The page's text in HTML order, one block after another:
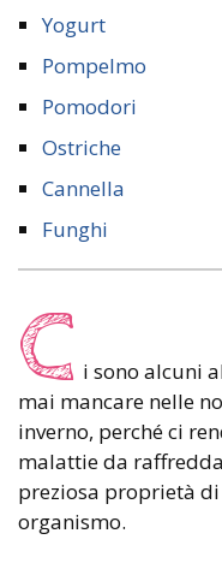
Yogurt
Pompelmo
Pomodori
Ostriche
Cannella
Funghi
C i sono alcuni
mai mancare nelle
inverno, perché ci
malattie da
preziosa proprietà
organismo.